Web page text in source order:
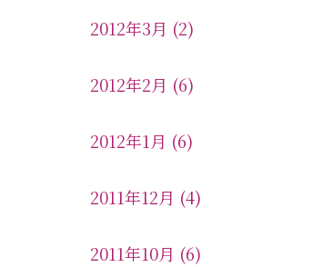
2012年3月 (2)
2012年2月 (6)
2012年1月 (6)
2011年12月 (4)
2011年10月 (6)